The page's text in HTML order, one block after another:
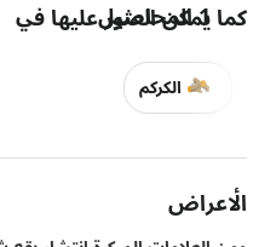
العثور عليها في 1 المحاصيل
الكركم